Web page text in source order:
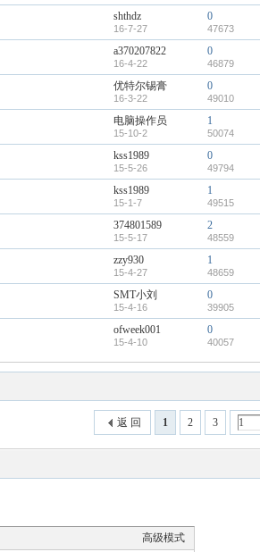
shthdz
16-7-27
0
47673
a370207822
16-4-22
0
46879
优特尔锡膏
16-3-22
0
49010
电脑操作员
15-10-2
1
50074
kss1989
15-5-26
0
49794
kss1989
15-1-7
1
49515
374801589
15-5-17
2
48559
zzy930
15-4-27
1
48659
SMT小刘
15-4-16
0
39905
ofweek001
15-4-10
0
40057
1 2 3
返 回
高级模式